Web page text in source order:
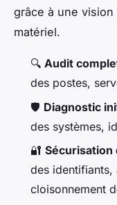
grâce à une
matériel.
🔍 Audit
des postes,
🛡️ Diagnostic
des systèmes,
🔐 Sécurisation
des
cloisonnement